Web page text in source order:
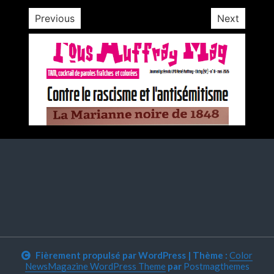
Previous Next
Fièrement propulsé par WordPress | Thème : Color
NewsMagazine WordPress Theme par Postmagthemes